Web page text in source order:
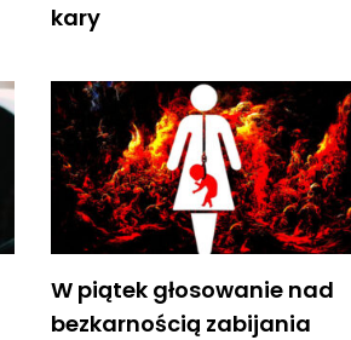
kary
W piątek głosowanie nad
bezkarnością zabijania